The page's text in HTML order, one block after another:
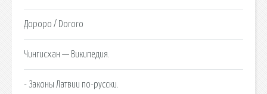
Дороро / Dororo
Чингисхан — Википедия.
- Законы Латвии по-русски.